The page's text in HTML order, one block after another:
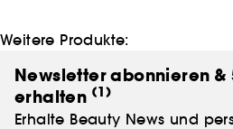
Weitere Produkte:
Newsletter abonnieren &
erhalten (1)
Erhalte Beauty News und